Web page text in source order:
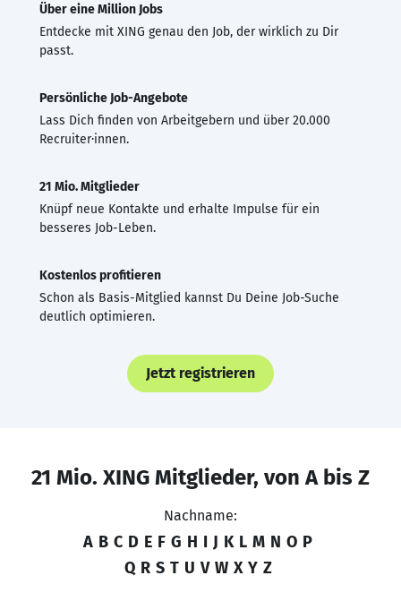
Über eine Million Jobs
Entdecke mit XING genau den Job, der wirklich zu Dir
passt.
Persönliche Job-Angebote
Lass Dich finden von Arbeitgebern und über 20.000
Recruiter·innen.
21 Mio. Mitglieder
Knüpf neue Kontakte und erhalte Impulse für ein
besseres Job-Leben.
Kostenlos profitieren
Schon als Basis-Mitglied kannst Du Deine Job-Suche
deutlich optimieren.
Jetzt registrieren
21 Mio. XING Mitglieder, von A bis Z
Nachname:
A B C D E F G H I J K L M N O P
Q R S T U V W X Y Z